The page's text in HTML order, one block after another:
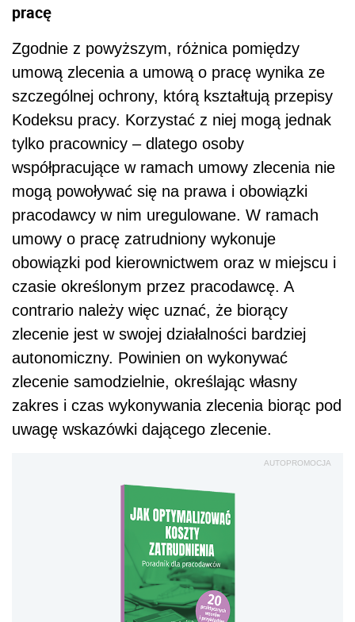
pracę
Zgodnie z powyższym, różnica pomiędzy
umową zlecenia a umową o pracę wynika ze
szczególnej ochrony, którą kształtują przepisy
Kodeksu pracy. Korzystać z niej mogą jednak
tylko pracownicy – dlatego osoby
współpracujące w ramach umowy zlecenia nie
mogą powoływać się na prawa i obowiązki
pracodawcy w nim uregulowane. W ramach
umowy o pracę zatrudniony wykonuje
obowiązki pod kierownictwem oraz w miejscu i
czasie określonym przez pracodawcę. A
contrario należy więc uznać, że biorący
zlecenie jest w swojej działalności bardziej
autonomiczny. Powinien on wykonywać
zlecenie samodzielnie, określając własny
zakres i czas wykonywania zlecenia biorąc pod
uwagę wskazówki dającego zlecenie.
AUTOPROMOCJA